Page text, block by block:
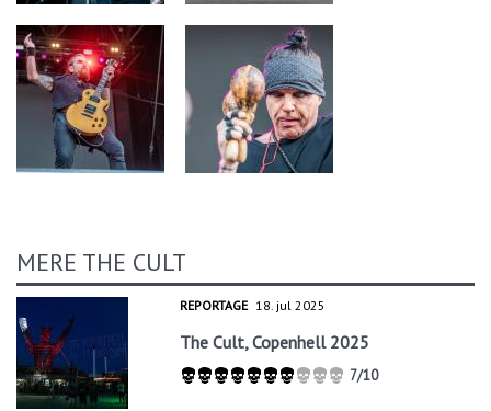
MERE THE CULT
REPORTAGE 18. jul 2025
The Cult, Copenhell 2025
7/10